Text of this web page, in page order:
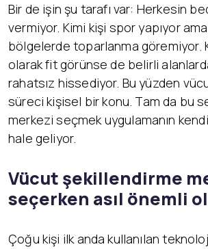
Bir de işin şu tarafı var: Herkesin
vermiyor. Kimi kişi spor yapıyor
bölgelerde toparlanma göremiyor.
olarak fit görünse de belirli
rahatsız hissediyor. Bu yüzden
süreci kişisel bir konu. Tam da bu
merkezi seçmek uygulamanın
hale geliyor.
Vücut şekillendirme
seçerken asıl önemli
Çoğu kişi ilk anda kullanılan